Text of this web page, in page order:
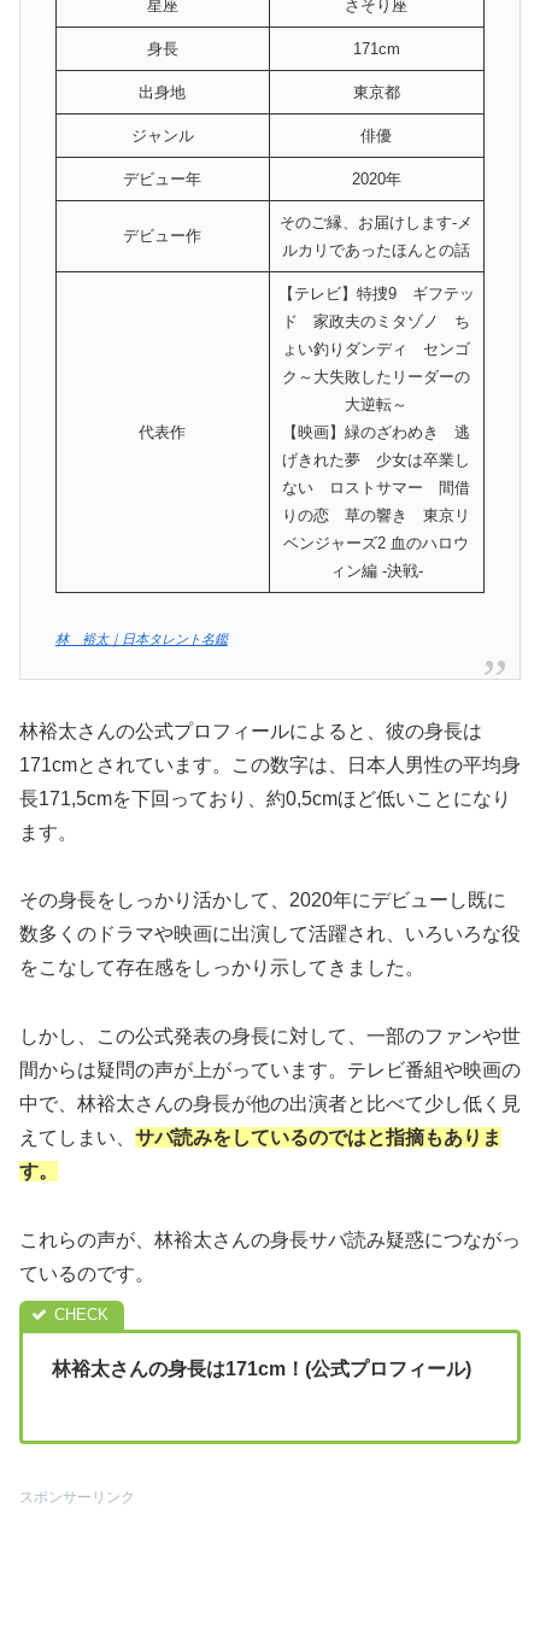
星座 さそり座
身長 171cm
出身地 東京都
ジャンル 俳優
デビュー年 2020年
デビュー作
そのご縁、お届けします-メ
ルカリであったほんとの話
代表作
【テレビ】特捜9 ギフテッ
ド 家政夫のミタゾノ ち
ょい釣りダンディ センゴ
ク～大失敗したリーダーの
大逆転～
【映画】緑のざわめき 逃
げきれた夢 少女は卒業し
ない ロストサマー 間借
りの恋 草の響き 東京リ
ベンジャーズ2 血のハロウ
ィン編 -決戦-
林 裕太｜日本タレント名鑑
林裕太さんの公式プロフィールによると、彼の身長は
171cmとされています。この数字は、日本人男性の平均身
長171,5cmを下回っており、約0,5cmほど低いことになり
ます。
その身長をしっかり活かして、2020年にデビューし既に
数多くのドラマや映画に出演して活躍され、いろいろな役
をこなして存在感をしっかり示してきました。
しかし、この公式発表の身長に対して、一部のファンや世
間からは疑問の声が上がっています。テレビ番組や映画の
中で、林裕太さんの身長が他の出演者と比べて少し低く見
えてしまい、 サバ読みをしているのではと指摘もありま
す。
これらの声が、林裕太さんの身長サバ読み疑惑につながっ
ているのです。
林裕太さんの身長は171cm！(公式プロフィール)
スポンサーリンク